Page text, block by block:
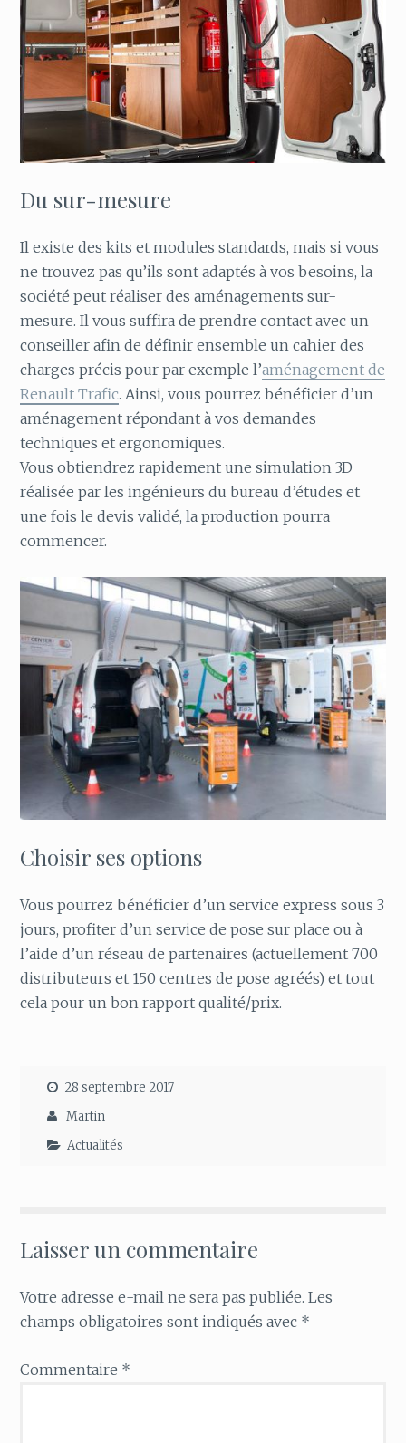
Du sur-mesure
Il existe des kits et modules standards, mais si vous
ne trouvez pas qu’ils sont adaptés à vos besoins, la
société peut réaliser des aménagements sur-
mesure. Il vous suffira de prendre contact avec un
conseiller afin de définir ensemble un cahier des
charges précis pour par exemple l’aménagement de
Renault Trafic. Ainsi, vous pourrez bénéficier d’un
aménagement répondant à vos demandes
techniques et ergonomiques.
Vous obtiendrez rapidement une simulation 3D
réalisée par les ingénieurs du bureau d’études et
une fois le devis validé, la production pourra
commencer.
Choisir ses options
Vous pourrez bénéficier d’un service express sous 3
jours, profiter d’un service de pose sur place ou à
l’aide d’un réseau de partenaires (actuellement 700
distributeurs et 150 centres de pose agréés) et tout
cela pour un bon rapport qualité/prix.
28 septembre 2017
Martin
Actualités
Laisser un commentaire
Votre adresse e-mail ne sera pas publiée. Les
champs obligatoires sont indiqués avec *
Commentaire *